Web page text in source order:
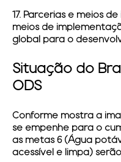
17. Parcerias e meios
meios de
global para o
Situação do
ODS
Conforme mostra a
se empenhe para o
as metas 6 (Água
acessível e limpa)